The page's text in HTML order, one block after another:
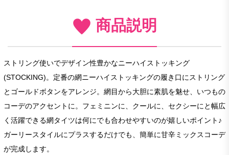
商品説明
ストリング使いでデザイン性豊かなニーハイストッキング
(STOCKING)。定番の網ニーハイストッキングの履き口にストリング
とゴールドボタンをアレンジ。網目から大胆に素肌を魅せ、いつもの
コーデのアクセントに。フェミニンに、クールに、セクシーにと幅広
く活躍できる網タイツは何にでも合わせやすいのが嬉しいポイント♪
ガーリースタイルにプラスするだけでも、簡単に甘辛ミックスコーデ
が完成します。